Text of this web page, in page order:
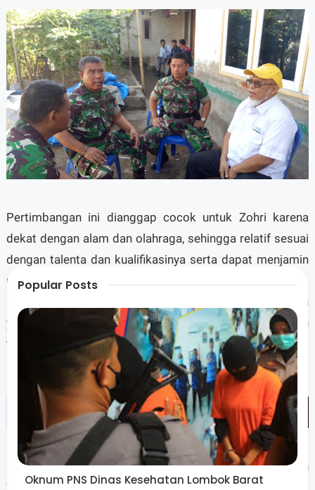
Pertimbangan ini dianggap cocok untuk Zohri karena
dekat dengan alam dan olahraga, sehingga relatif sesuai
dengan talenta dan kualifikasinya serta dapat menjamin
masa tua mantan atlit setelah pensiun dari lintasan lari.
Bekerja dekat di tanah kelahiran, berlatih di kawasan
yang indah disupport BUMN yang akan memanfaatkan
tenaga kerja terbanyak Lombok.
ITDC melalui Direktur Konstruksi dan Operasi, Ngurah
Wirawan berharap agar Zohri bisa mengelola apresiasi
Popular Posts
Oknum PNS Dinas Kesehatan Lombok Barat